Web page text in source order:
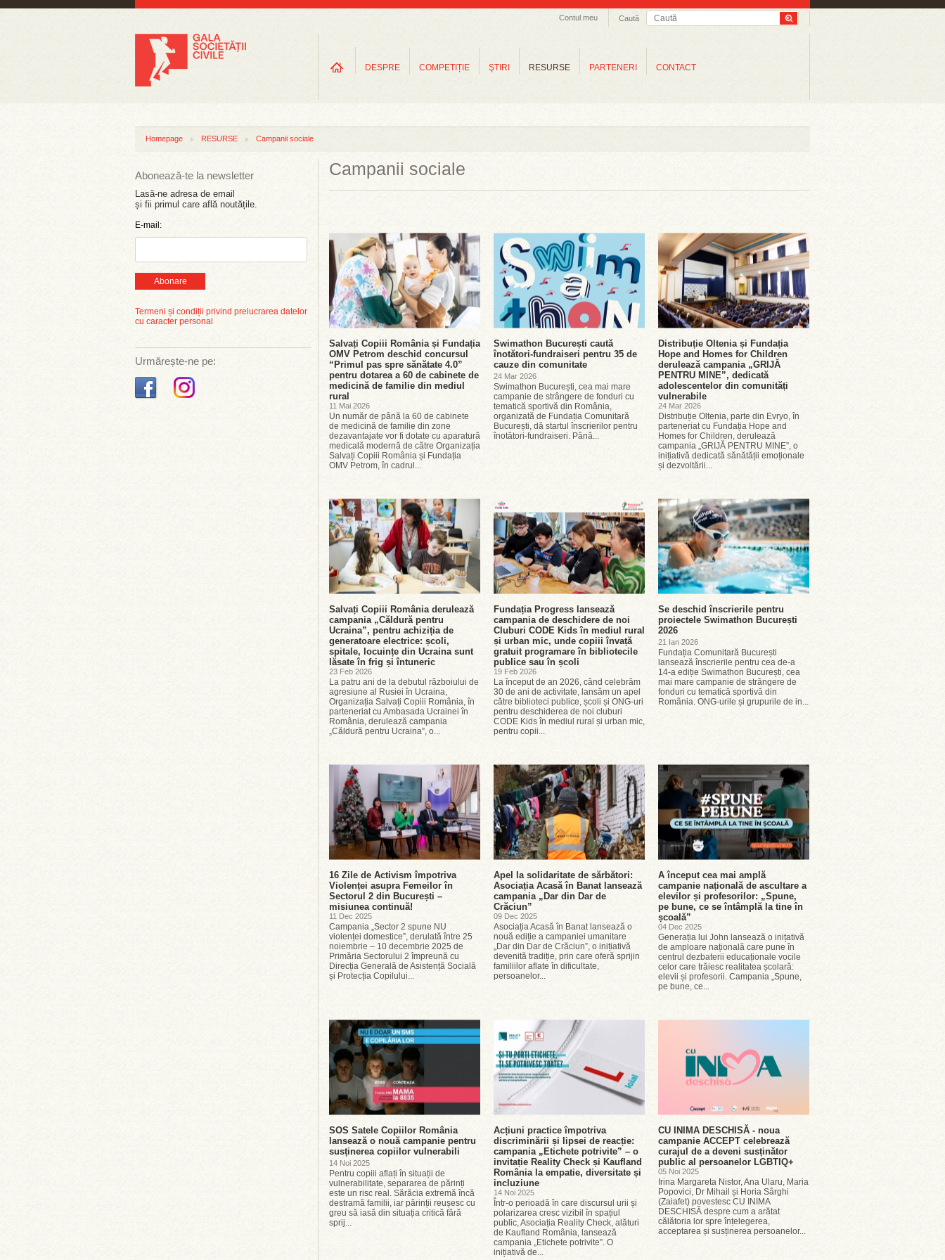
Caută
Contul meu
DESPRE COMPETIȚIE ŞTIRI RESURSE PARTENERI CONTACT
Homepage RESURSE Campanii sociale
Abonează-te la newsletter
Lasă-ne adresa de email
și fii primul care află noutățile.
E-mail:
Abonare
Termeni și condiții privind prelucrarea datelor
cu caracter personal
Urmărește-ne pe:
Campanii sociale
Salvați Copiii România și Fundația
OMV Petrom deschid concursul
“Primul pas spre sănătate 4.0”
pentru dotarea a 60 de cabinete de
medicină de familie din mediul
rural
11 Mai 2026
Un număr de până la 60 de cabinete
de medicină de familie din zone
dezavantajate vor fi dotate cu aparatură
medicală modernă de către Organizația
Salvați Copiii România și Fundația
OMV Petrom, în cadrul...
Swimathon București caută
înotători-fundraiseri pentru 35 de
cauze din comunitate
24 Mar 2026
Swimathon București, cea mai mare
campanie de strângere de fonduri cu
tematică sportivă din România,
organizată de Fundația Comunitară
București, dă startul înscrierilor pentru
înotători-fundraiseri. Până...
Distribuție Oltenia și Fundația
Hope and Homes for Children
derulează campania „GRIJĂ
PENTRU MINE”, dedicată
adolescentelor din comunități
vulnerabile
24 Mar 2026
Distribuție Oltenia, parte din Evryo, în
parteneriat cu Fundația Hope and
Homes for Children, derulează
campania „GRIJĂ PENTRU MINE”, o
inițiativă dedicată sănătății emoționale
și dezvoltării...
Salvați Copiii România derulează
campania „Căldură pentru
Ucraina”, pentru achiziția de
generatoare electrice: școli,
spitale, locuințe din Ucraina sunt
lăsate în frig și întuneric
23 Feb 2026
La patru ani de la debutul războiului de
agresiune al Rusiei în Ucraina,
Organizația Salvați Copiii România, în
parteneriat cu Ambasada Ucrainei în
România, derulează campania
„Căldură pentru Ucraina”, o...
Fundația Progress lansează
campania de deschidere de noi
Cluburi CODE Kids în mediul rural
și urban mic, unde copiii învață
gratuit programare în bibliotecile
publice sau în școli
19 Feb 2026
La început de an 2026, când celebrăm
30 de ani de activitate, lansăm un apel
către biblioteci publice, școli și ONG-uri
pentru deschiderea de noi cluburi
CODE Kids în mediul rural și urban mic,
pentru copii...
Se deschid înscrierile pentru
proiectele Swimathon București
2026
21 Ian 2026
Fundația Comunitară București
lansează înscrierile pentru cea de-a
14-a ediție Swimathon București, cea
mai mare campanie de strângere de
fonduri cu tematică sportivă din
România. ONG-urile și grupurile de in...
16 Zile de Activism împotriva
Violenței asupra Femeilor în
Sectorul 2 din București –
misiunea continuă!
11 Dec 2025
Campania „Sector 2 spune NU
violenței domestice”, derulată între 25
noiembrie – 10 decembrie 2025 de
Primăria Sectorului 2 împreună cu
Direcția Generală de Asistență Socială
și Protecția Copilului...
Apel la solidaritate de sărbători:
Asociația Acasă în Banat lansează
campania „Dar din Dar de
Crăciun”
09 Dec 2025
Asociația Acasă în Banat lansează o
nouă ediție a campaniei umanitare
„Dar din Dar de Crăciun”, o inițiativă
devenită tradiție, prin care oferă sprijin
familiilor aflate în dificultate,
persoanelor...
A început cea mai amplă
campanie națională de ascultare a
elevilor și profesorilor: „Spune,
pe bune, ce se întâmplă la tine în
școală”
04 Dec 2025
Generația lui John lansează o inițativă
de amploare națională care pune în
centrul dezbaterii educaționale vocile
celor care trăiesc realitatea școlară:
elevii și profesorii. Campania „Spune,
pe bune, ce...
SOS Satele Copiilor România
lansează o nouă campanie pentru
susținerea copiilor vulnerabili
14 Noi 2025
Pentru copiii aflați în situații de
vulnerabilitate, separarea de părinți
este un risc real. Sărăcia extremă încă
destramă familii, iar părinții reușesc cu
greu să iasă din situația critică fără
sprij...
Acțiuni practice împotriva
discriminării și lipsei de reacție:
campania „Etichete potrivite” – o
invitație Reality Check și Kaufland
România la empatie, diversitate și
incluziune
14 Noi 2025
Într-o perioadă în care discursul urii și
polarizarea cresc vizibil în spațiul
public, Asociația Reality Check, alături
de Kaufland România, lansează
campania „Etichete potrivite”. O
inițiativă de...
CU INIMA DESCHISĂ - noua
campanie ACCEPT celebrează
curajul de a deveni susținător
public al persoanelor LGBTIQ+
05 Noi 2025
Irina Margareta Nistor, Ana Ularu, Maria
Popovici, Dr Mihail și Horia Sârghi
(Zaiafet) povestesc CU INIMA
DESCHISĂ despre cum a arătat
călătoria lor spre înțelegerea,
acceptarea și susținerea persoanelor...